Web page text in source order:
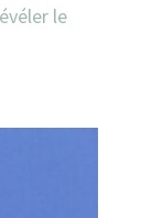
le